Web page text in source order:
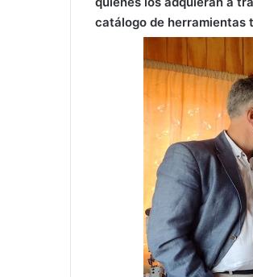
catálogo de herramientas